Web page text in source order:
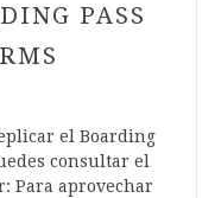
PASS
el Boarding
consultar el
Para aprovechar